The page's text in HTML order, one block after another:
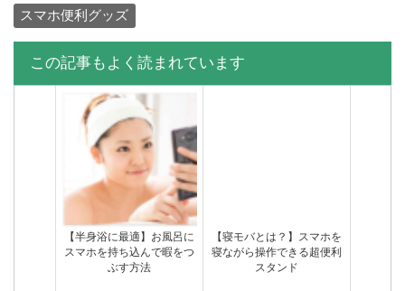
スマホ便利グッズ
この記事もよく読まれています
【半身浴に最適】お風呂に
スマホを持ち込んで暇をつ
ぶす方法
【寝モバとは？】スマホを
寝ながら操作できる超便利
スタンド